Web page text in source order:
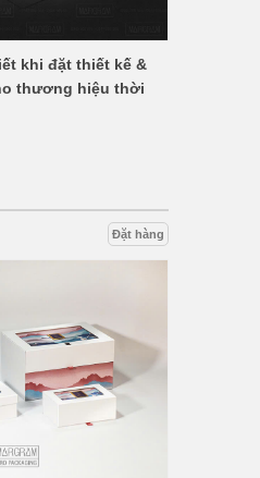
khi đặt thiết kế &
thương hiệu thời
Đặt hàng